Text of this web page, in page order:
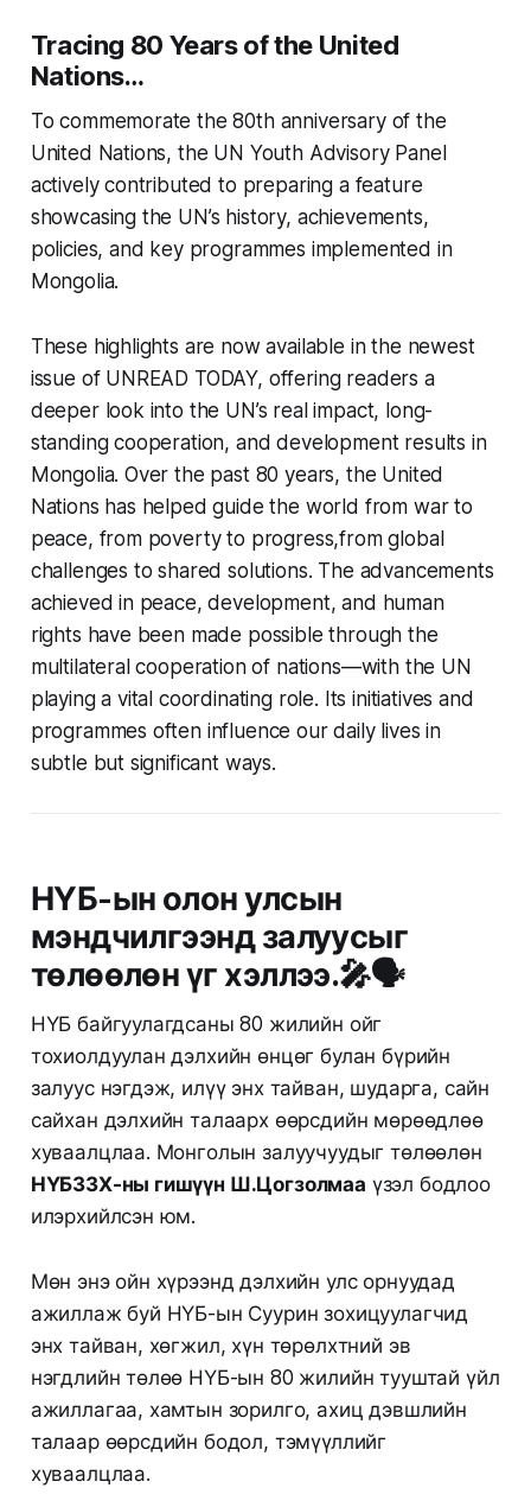
Tracing 80 Years of the United
Nations…
To commemorate the 80th anniversary of the
United Nations, the UN Youth Advisory Panel
actively contributed to preparing a feature
showcasing the UN’s history, achievements,
policies, and key programmes implemented in
Mongolia.
These highlights are now available in the newest
issue of UNREAD TODAY, offering readers a
deeper look into the UN’s real impact, long-
standing cooperation, and development results in
Mongolia. Over the past 80 years, the United
Nations has helped guide the world from war to
peace, from poverty to progress,from global
challenges to shared solutions. The advancements
achieved in peace, development, and human
rights have been made possible through the
multilateral cooperation of nations—with the UN
playing a vital coordinating role. Its initiatives and
programmes often influence our daily lives in
subtle but significant ways.
НҮБ-ын олон улсын
мэндчилгээнд залуусыг
төлөөлөн үг хэллээ.🎤🗣️
НҮБ байгуулагдсаны 80 жилийн ойг
тохиолдуулан дэлхийн өнцөг булан бүрийн
залуус нэгдэж, илүү энх тайван, шударга, сайн
сайхан дэлхийн талаарх өөрсдийн мөрөөдлөө
хуваалцлаа. Монголын залуучуудыг төлөөлөн
НҮБЗЗХ-ны гишүүн Ш.Цогзолмаа үзэл бодлоо
илэрхийлсэн юм.
Мөн энэ ойн хүрээнд дэлхийн улс орнуудад
ажиллаж буй НҮБ-ын Суурин зохицуулагчид
энх тайван, хөгжил, хүн төрөлхтний эв
нэгдлийн төлөө НҮБ-ын 80 жилийн тууштай үйл
ажиллагаа, хамтын зорилго, ахиц дэвшлийн
талаар өөрсдийн бодол, тэмүүллийг
хуваалцлаа.